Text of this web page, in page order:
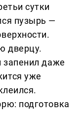
сутки
пузырь —
дверцу.
запенил даже
уже
подготовка